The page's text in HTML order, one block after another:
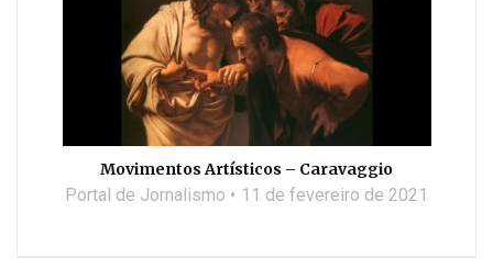
Movimentos Artísticos – Caravaggio
Portal de Jornalismo 11 de fevereiro de 2021